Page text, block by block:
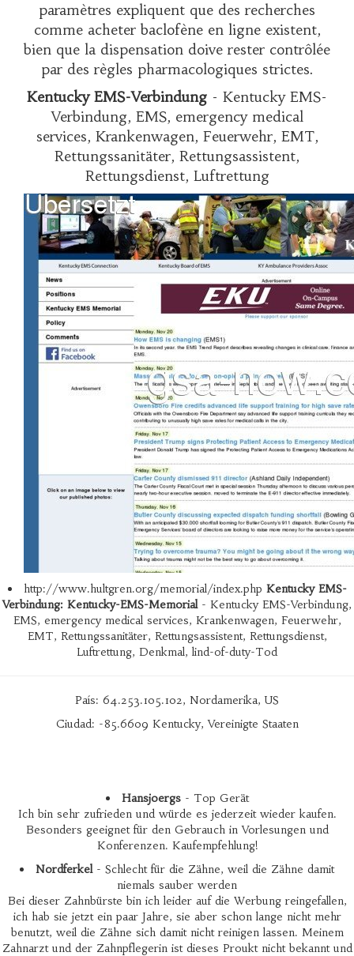
paramètres expliquent que des recherches
comme acheter baclofène en ligneexistent,
bien que la dispensation doive rester contrôlée
par des règles pharmacologiques strictes.
Kentucky EMS-Verbindung - Kentucky EMS-
Verbindung, EMS, emergency medical
services, Krankenwagen, Feuerwehr, EMT,
Rettungssanitäter, Rettungsassistent,
Rettungsdienst, Luftrettung
http://www.hultgren.org/memorial/index.php Kentucky EMS-
Verbindung: Kentucky-EMS-Memorial- Kentucky EMS-Verbindung,
EMS, emergency medical services, Krankenwagen, Feuerwehr,
EMT, Rettungssanitäter, Rettungsassistent, Rettungsdienst,
Luftrettung, Denkmal, lind-of-duty-Tod
País: 64.253.105.102, Nordamerika, US
Ciudad: -85.6609 Kentucky, Vereinigte Staaten
Hansjoergs- Top Gerät
Ich bin sehr zufrieden und würde es jederzeit wieder kaufen.
Besonders geeignet für den Gebrauch in Vorlesungen und
Konferenzen. Kaufempfehlung!
Nordferkel- Schlecht für die Zähne, weil die Zähne damit
niemals sauber werden
Bei dieser Zahnbürste bin ich leider auf die Werbung reingefallen,
ich hab sie jetzt ein paar Jahre, sie aber schon lange nicht mehr
benutzt, weil die Zähne sich damit nicht reinigen lassen. Meinem
Zahnarzt und der Zahnpflegerin ist dieses Proukt nicht bekannt und